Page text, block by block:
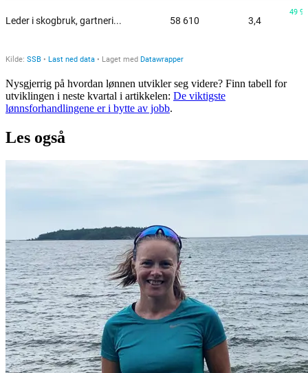
Nysgjerrig på hvordan lønnen utvikler seg videre? Finn tabell for
utviklingen i neste kvartal i artikkelen: De viktigste
lønnsforhandlingene er i bytte av jobb.
Les også